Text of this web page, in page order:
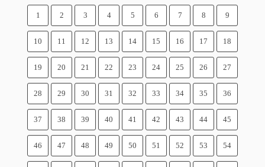
1 2 3 4 5 6 7 8 9
10 11 12 13 14 15 16 17 18
19 20 21 22 23 24 25 26 27
28 29 30 31 32 33 34 35 36
37 38 39 40 41 42 43 44 45
46 47 48 49 50 51 52 53 54